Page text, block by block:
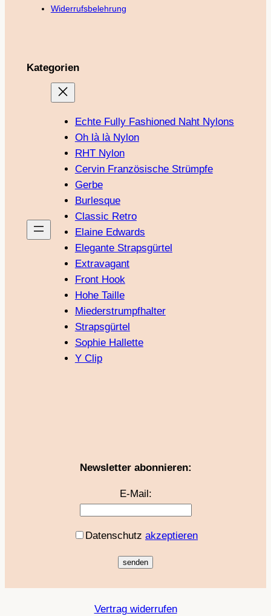
Widerrufsbelehrung
Kategorien
Echte Fully Fashioned Naht Nylons
Oh là là Nylon
RHT Nylon
Cervin Französische Strümpfe
Gerbe
Burlesque
Classic Retro
Elaine Edwards
Elegante Strapsgürtel
Extravagant
Front Hook
Hohe Taille
Miederstrumpfhalter
Strapsgürtel
Sophie Hallette
Y Clip
Newsletter abonnieren:
E-Mail:
Datenschutz akzeptieren
Vertrag widerrufen